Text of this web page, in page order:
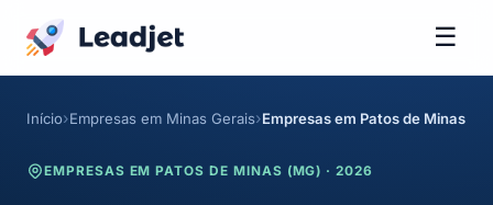
☰
Início Empresas em Minas Gerais Empresas em Patos de Minas
EMPRESAS EM PATOS DE MINAS (MG) · 2026